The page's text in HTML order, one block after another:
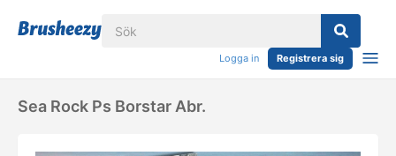
Logga in Registrera sig
Sea Rock Ps Borstar Abr.